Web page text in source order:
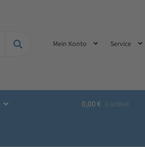
Mein Konto Service
0,00 € 0 Artikel